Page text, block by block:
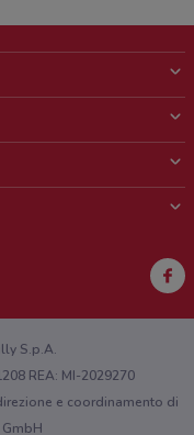
S.p.A.
REA: MI-2029270
e coordinamento di